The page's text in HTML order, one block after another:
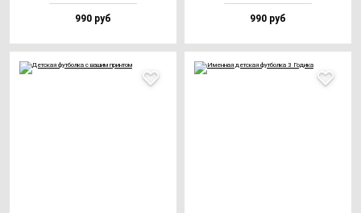
990 руб 990 руб